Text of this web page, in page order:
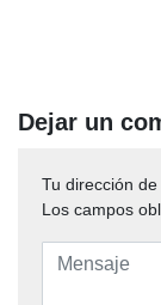
Dejar un
Tu dirección
Los campos